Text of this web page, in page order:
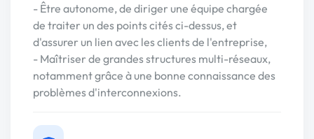
- Être autonome, de diriger une équipe chargée
de traiter un des points cités ci-dessus, et
d'assurer un lien avec les clients de l'entreprise,
- Maîtriser de grandes structures multi-réseaux,
notamment grâce à une bonne connaissance des
problèmes d'interconnexions.